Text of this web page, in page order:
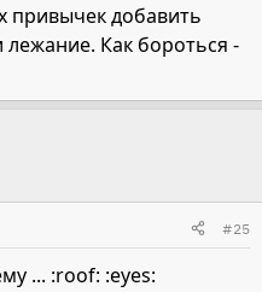
привычек добавить
Как бороться -
#25
... :roof: :eyes: